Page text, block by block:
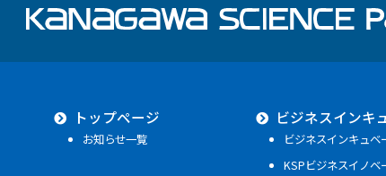
トップページ
お知らせ一覧
ビジネスインキ
ビジネスインキュベ
KSPビジネスイノベ